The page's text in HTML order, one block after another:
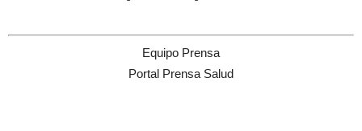
Equipo Prensa
Portal Prensa Salud